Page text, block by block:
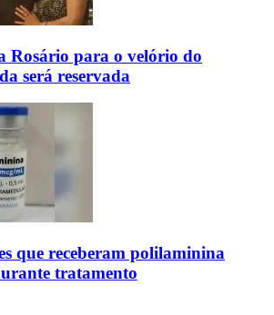
Rosário para o velório do
será reservada
que receberam polilaminina
tratamento